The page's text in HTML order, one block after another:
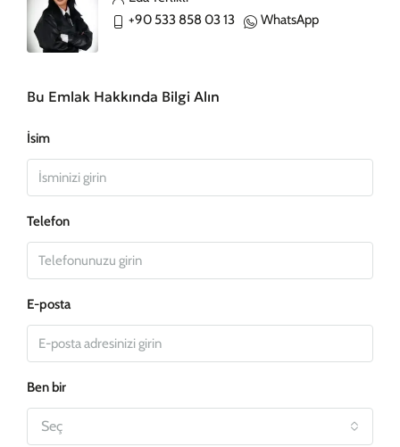
+90 533 858 03 13
WhatsApp
Bu Emlak Hakkında Bilgi Alın
İsim
Telefon
E-posta
Ben bir
Seç